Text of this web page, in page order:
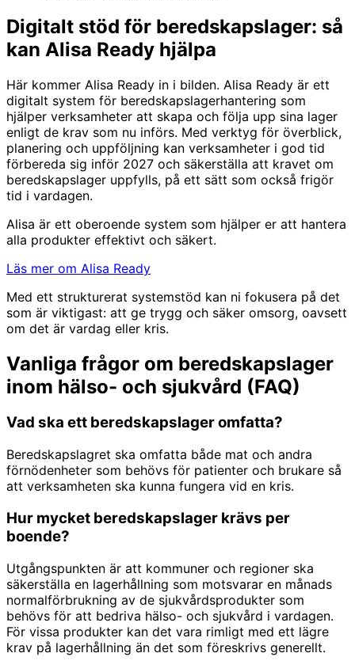
Digitalt stöd för beredskapslager: så
kan Alisa Ready hjälpa
Här kommer Alisa Ready in i bilden. Alisa Ready är ett
digitalt system för beredskapslagerhantering som
hjälper verksamheter att skapa och följa upp sina lager
enligt de krav som nu införs. Med verktyg för överblick,
planering och uppföljning kan verksamheter i god tid
förbereda sig inför 2027 och säkerställa att kravet om
beredskapslager uppfylls, på ett sätt som också frigör
tid i vardagen.
Alisa är ett oberoende system som hjälper er att hantera
alla produkter effektivt och säkert.
Läs mer om Alisa Ready
Med ett strukturerat systemstöd kan ni fokusera på det
som är viktigast: att ge trygg och säker omsorg, oavsett
om det är vardag eller kris.
Vanliga frågor om beredskapslager
inom hälso- och sjukvård (FAQ)
Vad ska ett beredskapslager omfatta?
Beredskapslagret ska omfatta både mat och andra
förnödenheter som behövs för patienter och brukare så
att verksamheten ska kunna fungera vid en kris.
Hur mycket beredskapslager krävs per
boende?
Utgångspunkten är att kommuner och regioner ska
säkerställa en lagerhållning som motsvarar en månads
normalförbrukning av de sjukvårdsprodukter som
behövs för att bedriva hälso- och sjukvård i vardagen.
För vissa produkter kan det vara rimligt med ett lägre
krav på lagerhållning än det som föreskrivs generellt.